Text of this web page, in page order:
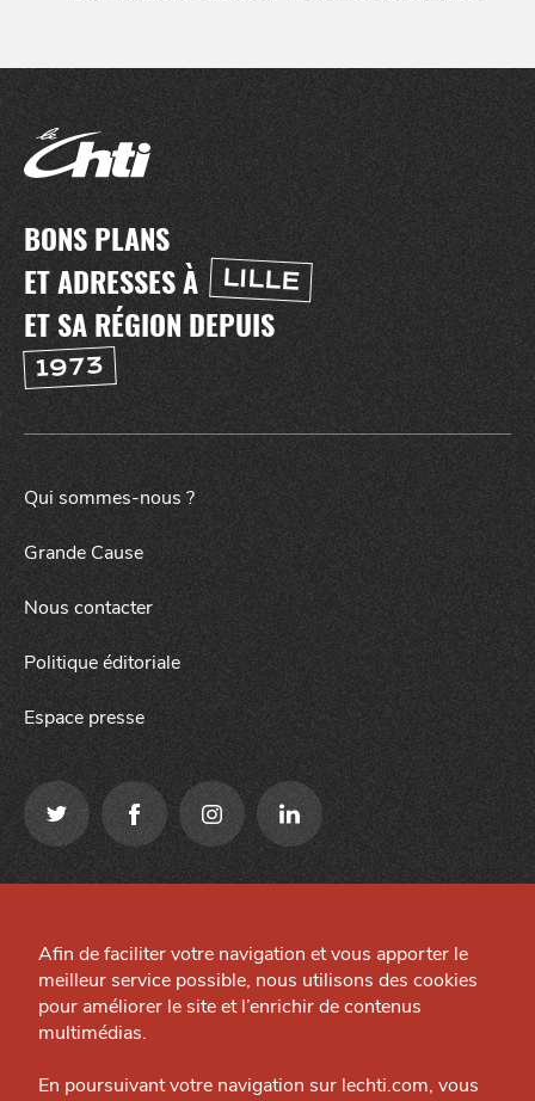
Grande Cause
Nous contacter
Politique éditoriale
Espace presse
BONS PLANS
ET ADRESSES À
LILLE
ET SA RÉGION DEPUIS
1973
Qui sommes-nous ?
Grande Cause
Nous contacter
Politique éditoriale
Espace presse
Préférences cookies
Site créé par
Afin de faciliter votre navigation et vous apporter le
meilleur service possible, nous utilisons des cookies
pour améliorer le site et l’enrichir de contenus
multimédias.
En poursuivant votre navigation sur lechti.com, vous
J'accepte Je refuse